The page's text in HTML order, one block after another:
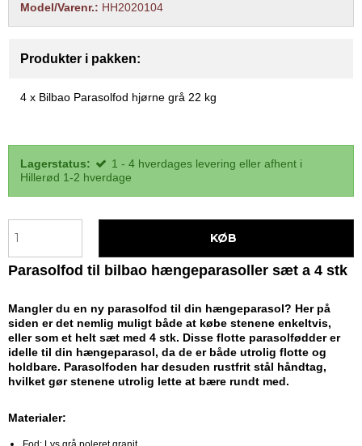
Model/Varenr.: HH2020104
Produkter i pakken:
4 x Bilbao Parasolfod hjørne grå 22 kg
Lagerstatus:
1 - 4 hverdages levering eller afhent i
Hillerød 1-2 hverdage
KØB
Parasolfod til bilbao hængeparasoller sæt a 4 stk
Mangler du en ny parasolfod til din hængeparasol? Her på
siden er det nemlig muligt både at købe stenene enkeltvis,
eller som et helt sæt med 4 stk. Disse flotte parasolfødder er
idelle til din hængeparasol, da de er både utrolig flotte og
holdbare. Parasolfoden har desuden rustfrit stål håndtag,
hvilket gør stenene utrolig lette at bære rundt med.
Materialer: